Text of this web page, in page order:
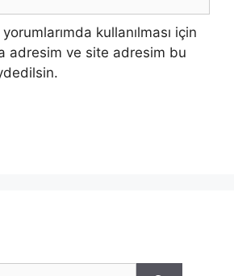
kullanılması için
adresim ve site adresim bu